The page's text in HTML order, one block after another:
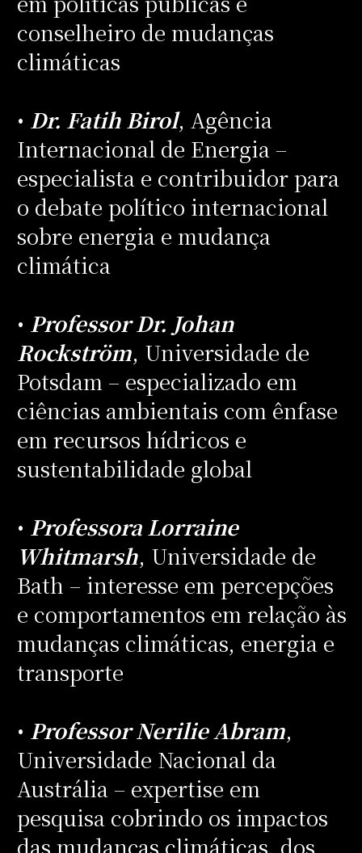
conselheiro de mudanças
climáticas
• Dr. Fatih Birol, Agência
Internacional de Energia –
especialista e contribuidor para
o debate político internacional
sobre energia e mudança
climática
• Professor Dr. Johan
Rockström, Universidade de
Potsdam – especializado em
ciências ambientais com ênfase
em recursos hídricos e
sustentabilidade global
• Professora Lorraine
Whitmarsh, Universidade de
Bath – interesse em percepções
e comportamentos em relação às
mudanças climáticas, energia e
transporte
• Professor Nerilie Abram,
Universidade Nacional da
Austrália – expertise em
pesquisa cobrindo os impactos
das mudanças climáticas, dos